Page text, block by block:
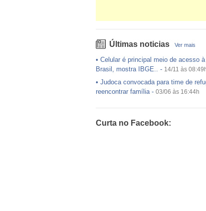
Últimas noticias Ver mais
• Celular é principal meio de acesso
Brasil, mostra IBGE.. - 14/11 às
• Judoca convocada para time de
reencontrar família- 03/06 às 16:44h
•Exército egípcio diz que encontrou
Curta no Facebook: